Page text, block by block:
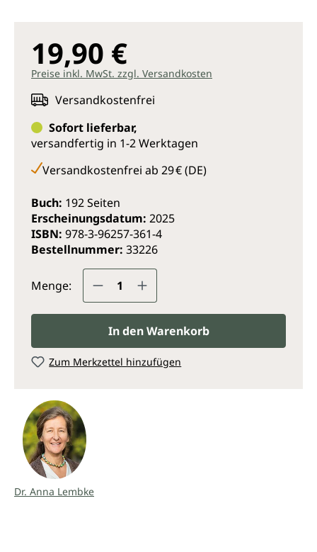
Erkenntnisse aus Die Dopamin-Nation
lassen, um ein erfüllteres Leben zu führen.
19,90 €
Preise inkl. MwSt. zzgl. Versandkosten
Versandkostenfrei
Sofort lieferbar,
versandfertig in 1-2 Werktagen
Versandkostenfrei ab 29 € (DE)
Buch: 192 Seiten
Erscheinungsdatum: 2025
ISBN: 978-3-96257-361-4
Bestellnummer: 33226
Menge: Produkt Anzahl: Gib den
In den Warenkorb
Zum Merkzettel hinzufügen
Dr. Anna Lembke